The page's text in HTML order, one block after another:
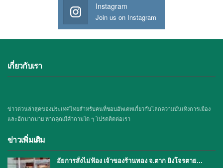
Instagram
Join us on Instagram
เกี่ยวกับเรา
ข่าวด่วนล่าสุดของประเทศไทยสำหรับคนที่ชอบอัพเดทเกี่ยวกับโลกความบันเทิงการเมือง
และอีกมากมาย หากคุณมีคำถามใด ๆ โปรดติดต่อเรา
ข่าวเพิ่มเติม
อัยการสั่งไม่ฟ้อง เจ้าของร้านทอง จ.ตาก ยิงโจรตาย…